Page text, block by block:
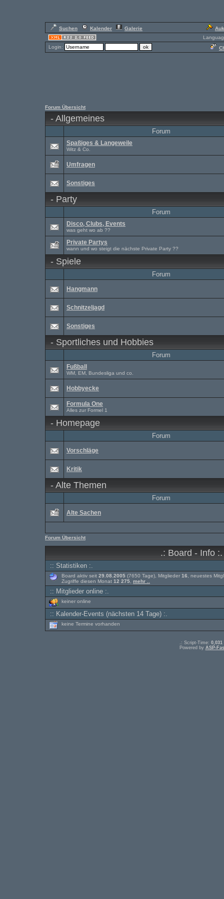
Suchen Kalender Galerie
Login:
Forum Übersicht
- Allgemeines
Forum
Spaßiges & Langeweile
Witz & Co.
Umfragen
Sonstiges
- Party
Forum
Disco, Clubs, Events
was geht wo ab ??
Private Partys
wann und wo steigt die nächste Private Party ??
- Spiele
Forum
Hangmann
Schnitzeljagd
Sonstiges
- Sportliches und Hobbies
Forum
Fußball
WM, EM, Bundesliga und co.
Hobbyecke
Formula One
Alles zur Formel 1
- Homepage
Forum
Vorschläge
Kritik
- Alte Themen
Forum
Alte Sachen
Forum Übersicht
.: Board - Info :.
:: Statistiken :.
Board aktiv seit 29.08.2005 (7650 Tage), Mitglieder 16 , neuestes
Zugriffe diesen Monat 12 275 mehr ..
:: Mitglieder online :.
keiner online
:: Kalender-Events (nächsten 14 Tage) :.
keine Termine vorhanden
.: Script-Time: 0,031
Powered by ASP-